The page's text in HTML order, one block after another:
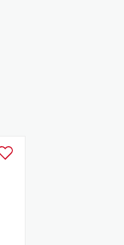
Zur Wunschliste hinzufügen